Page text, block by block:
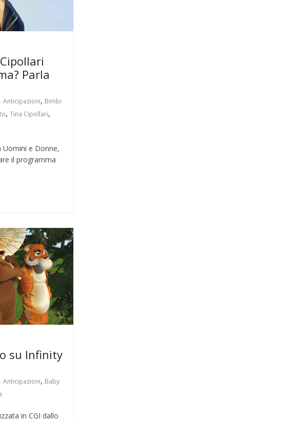
Parla
Anticipazioni, Bimbi
,Tina Cipollari,
Uomini e Donne,
il programma
su Infinity
Anticipazioni, Baby
in CGI dallo